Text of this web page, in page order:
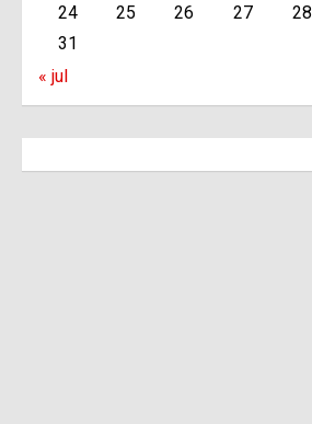
24
25 26 27 28
31
« jul